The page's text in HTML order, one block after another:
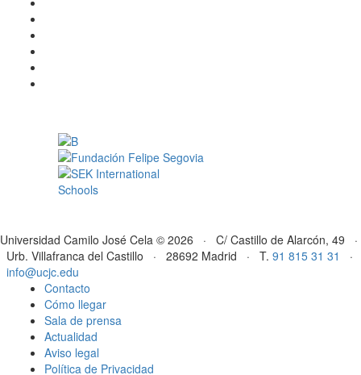
Universidad Camilo José Cela © 2026 · C/ Castillo de Alarcón, 49 ·
Urb. Villafranca del Castillo · 28692 Madrid · T. 91 815 31 31
·
info@ucjc.edu
Contacto
Cómo llegar
Sala de prensa
Actualidad
Aviso legal
Política de Privacidad